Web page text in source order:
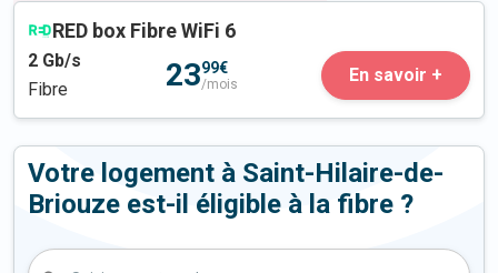
RED box Fibre WiFi 6
2 Gb/s
Fibre
2399€
/mois En savoir +
Votre logement à Saint-Hilaire-de-
Briouze est-il éligible à la fibre ?